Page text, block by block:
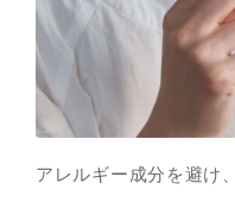
アレルギー成分を避け